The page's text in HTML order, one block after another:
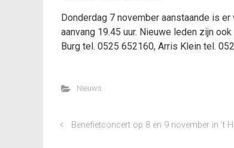
Donderdag 7 november aanstaande is
aanvang 19.45 uur. Nieuwe leden zijn
Burg tel. 0525 652160, Arris Klein tel.
Nieuws
Benefietconcert op 8 en 9 november in ’t